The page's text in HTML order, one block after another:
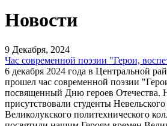
Новости
9 Декабря, 2024
Час современной поэзии "Герои,
6 декабря 2024 года в Центральной
прошел час современной поэзии
посвященный Дню героев Отечества.
присутствовали студенты
Великолукского политехнического